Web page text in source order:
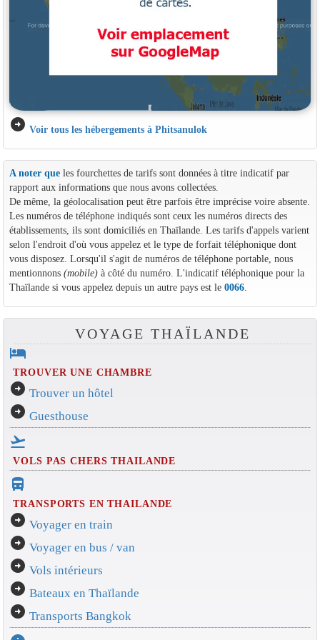
arrow_circle_right Voir tous les hébergements à Phitsanulok
A noter queles fourchettes de tarifs sont données à titre indicatif par
rapport aux informations que nous avons collectées.
De même, la géolocalisation peut être parfois être imprécise voire absente.
Les numéros de téléphone indiqués sont ceux les numéros directs des
établissements, ils sont domiciliés en Thaïlande. Les tarifs d'appels varient
selon l'endroit d'où vous appelez et le type de forfait téléphonique dont
vous disposez. Lorsqu'il s'agit de numéros de téléphone portable, nous
mentionnons (mobile)à côté du numéro. L'indicatif téléphonique pour la
Thaïlande si vous appelez depuis un autre pays est le 0066.
VOYAGE THAÏLANDE
hotel
TROUVER UNE CHAMBRE
arrow_circle_right Trouver un hôtel
arrow_circle_right Guesthouse
flight_takeoff
VOLS PAS CHERS THAILANDE
directions_bus_filled
TRANSPORTS EN THAILANDE
arrow_circle_right Voyager en train
arrow_circle_right Voyager en bus / van
arrow_circle_right Vols intérieurs
arrow_circle_right Bateaux en Thaïlande
arrow_circle_right Transports Bangkok